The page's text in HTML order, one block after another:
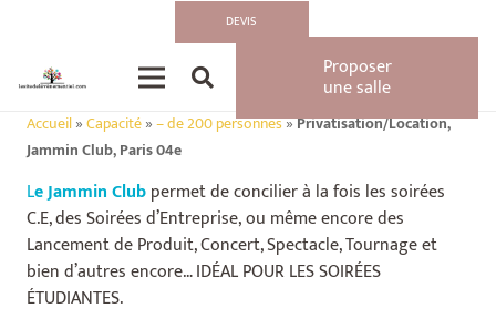
DEVIS
Proposer
une salle
Accueil»Capacité»– de 200 personnes»Privatisation/Location,
Jammin Club, Paris 04e
Le Jammin Clubpermet de concilier à la fois les soirées
C.E, des Soirées d’Entreprise, ou même encore des
Lancement de Produit, Concert, Spectacle, Tournage et
bien d’autres encore… IDÉAL POUR LES SOIRÉES
ÉTUDIANTES.